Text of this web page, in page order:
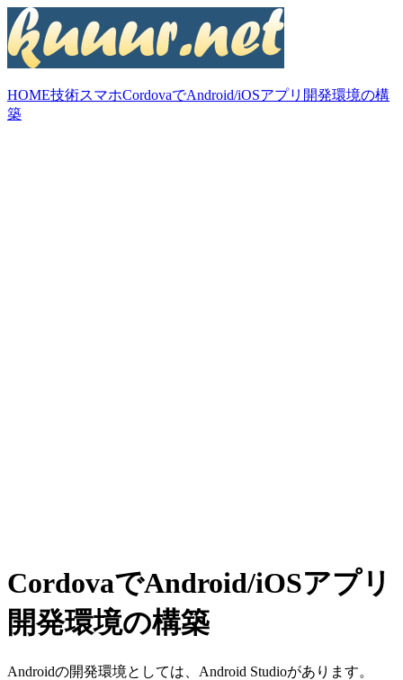
HOME技術スマホCordovaでAndroid/iOSアプリ開発環境の構
築
CordovaでAndroid/iOSアプリ
開発環境の構築
Androidの開発環境としては、Android Studioがあります。